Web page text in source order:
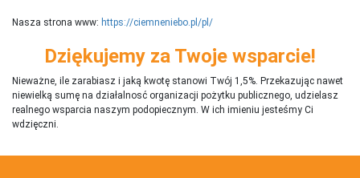
Nasza strona www: https://ciemneniebo.pl/pl/
Dziękujemy za Twoje wsparcie!
Nieważne, ile zarabiasz i jaką kwotę stanowi Twój 1,5%. Przekazując nawet
niewielką sumę na działalnosć organizacji pożytku publicznego, udzielasz
realnego wsparcia naszym podopiecznym. W ich imieniu jesteśmy Ci
wdzięczni.